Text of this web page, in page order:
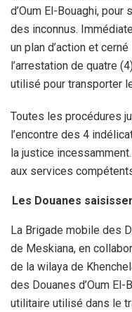
d’Oum El-Bouaghi,
des inconnus.
un plan d’action et
l’arrestation de quatre
utilisé pour transporter
Toutes les procédures
l’encontre des 4
la justice
aux services
Les Douanes
La Brigade mobile des
de Meskiana, en
de la wilaya de
des Douanes d’Oum El-
utilitaire utilisé dans le